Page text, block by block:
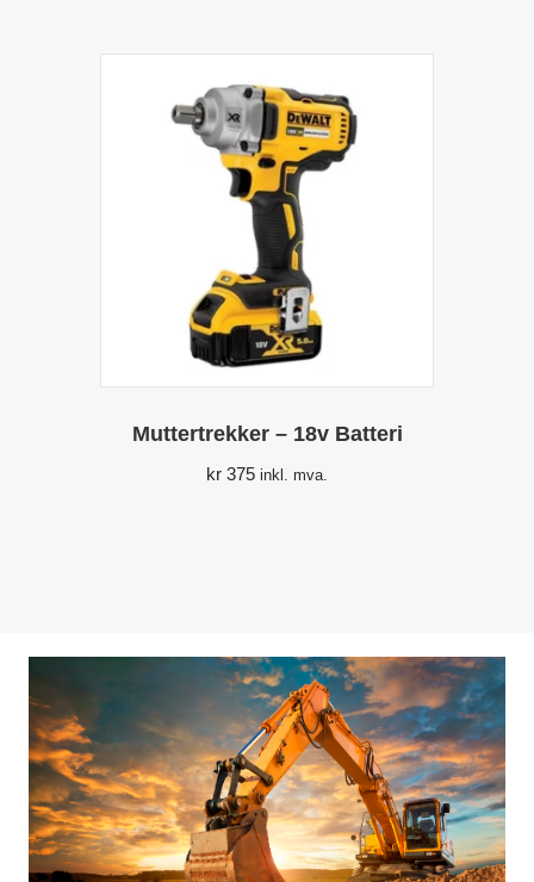
Muttertrekker – 18v Batteri
kr 375 inkl. mva.